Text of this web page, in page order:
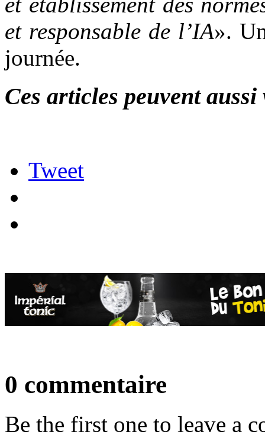
et responsable de l’IA».
journée.
Ces articles peuvent
Tweet
0 commentaire
Be the first one to leave a